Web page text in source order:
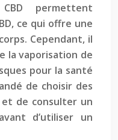
permettent
ce qui offre une
Cependant, il
la vaporisation de
pour la santé
de choisir des
de consulter un
d’utiliser un